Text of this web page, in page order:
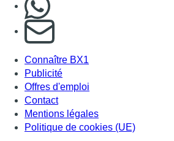
S'abonner à notre newsletter
Connaître BX1
Publicité
Offres d'emploi
Contact
Mentions légales
Politique de cookies (UE)